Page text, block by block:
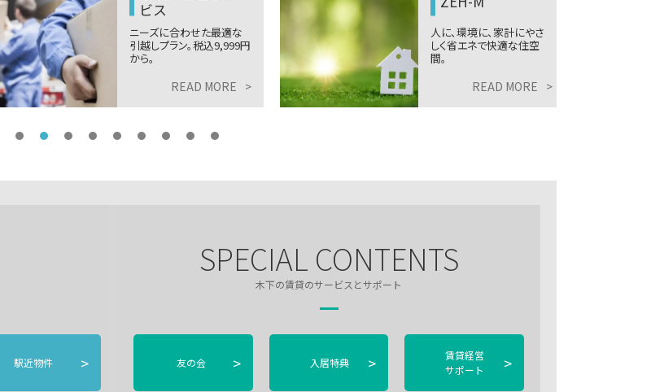
ビス
ニーズに合わせた最適な
引越しプラン。税込9,999円
から。
READ MORE >
人に、環境に、家計にやさ
しく省エネで快適な住空
間。
READ MORE >
駅近物件 >
SPECIAL CONTENTS
木下の賃貸のサービスとサポート
友の会 > 入居特典 >
賃貸経営
サポート
>